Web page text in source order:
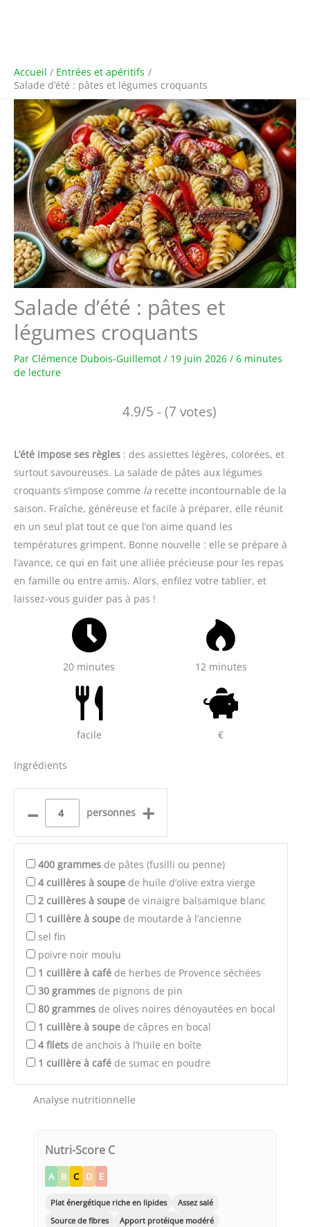
Accueil
Entrées et apéritifs
Salade d’été : pâtes et légumes croquants
Salade d’été : pâtes et
légumes croquants
Par Clémence Dubois-Guillemot / 19 juin 2026 / 6 minutes
de lecture
4.9/5 - (7 votes)
L’été impose ses règles : des assiettes légères, colorées, et
surtout savoureuses. La salade de pâtes aux légumes
croquants s’impose comme la recette incontournable de la
saison. Fraîche, généreuse et facile à préparer, elle réunit
en un seul plat tout ce que l’on aime quand les
températures grimpent. Bonne nouvelle : elle se prépare à
l’avance, ce qui en fait une alliée précieuse pour les repas
en famille ou entre amis. Alors, enfilez votre tablier, et
laissez-vous guider pas à pas !
20 minutes 12 minutes
facile €
Ingrédients
– personnes +
400 grammes de pâtes (fusilli ou penne)
4 cuillères à soupe de huile d’olive extra vierge
2 cuillères à soupe de vinaigre balsamique blanc
1 cuillère à soupe de moutarde à l’ancienne
sel fin
poivre noir moulu
1 cuillère à café de herbes de Provence séchées
30 grammes de pignons de pin
80 grammes de olives noires dénoyautées en bocal
1 cuillère à soupe de câpres en bocal
4 filets de anchois à l’huile en boîte
1 cuillère à café de sumac en poudre
Analyse nutritionnelle
Nutri-Score C
A B C D E
Plat énergétique riche en lipides
Assez salé
Source de fibres
Apport protéique modéré